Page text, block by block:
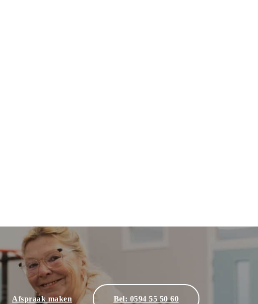
Afspraak maken Bel: 0594 55 50 60